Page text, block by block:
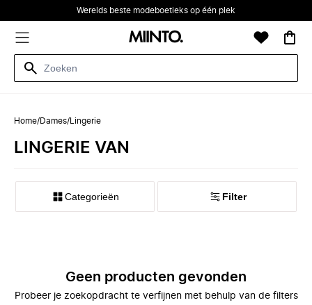
Werelds beste modeboetieks op één plek
Home/Dames/ Lingerie
LINGERIE VAN
Categorieën Filter
Geen producten gevonden
Probeer je zoekopdracht te verfijnen met behulp van de filters